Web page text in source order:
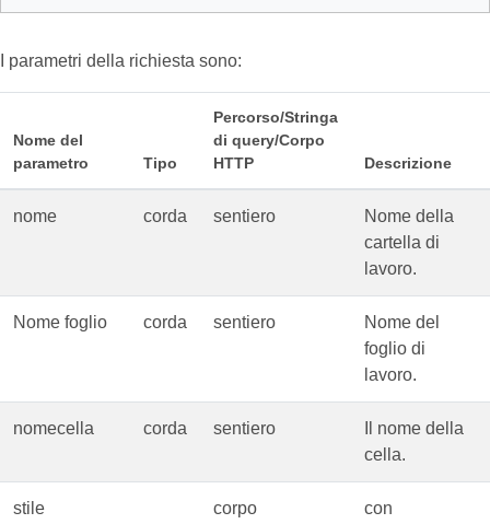
I parametri della richiesta sono:
Nome del
parametro
Tipo
Percorso/Stringa
di query/Corpo
HTTP
Descrizione
nome corda sentiero
Nome della
cartella di
lavoro.
Nome foglio corda sentiero
Nome del
foglio di
lavoro.
nomecella corda sentiero
Il nome della
cella.
stile corpo
con